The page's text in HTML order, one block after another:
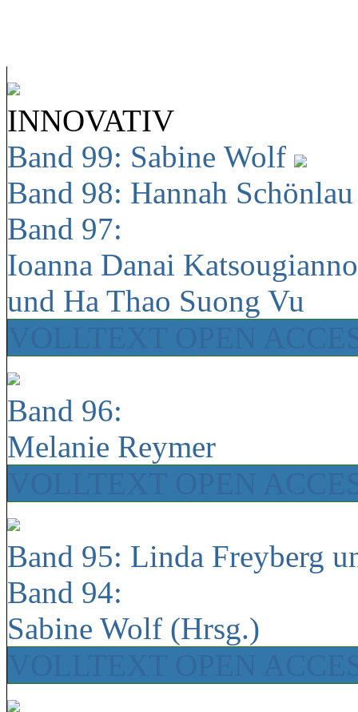
INNOVATIV
Band 99: Sabine Wolf
Band 98: Hannah
Band 97:
Ioanna Danai
und Ha Thao Suong Vu
Band 96:
Melanie Reymer
Band 95: Linda Freyberg
Band 94:
Sabine Wolf (Hrsg.)